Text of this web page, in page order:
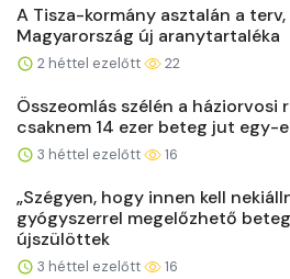
A Tisza-kormány asztalán a
Magyarország új aranytartaléka
2 héttel ezelőtt 22
Összeomlás szélén a háziorvosi
csaknem 14 ezer beteg jut egy-
3 héttel ezelőtt 16
„Szégyen, hogy innen kell
gyógyszerrel megelőzhető
újszülöttek
3 héttel ezelőtt 16